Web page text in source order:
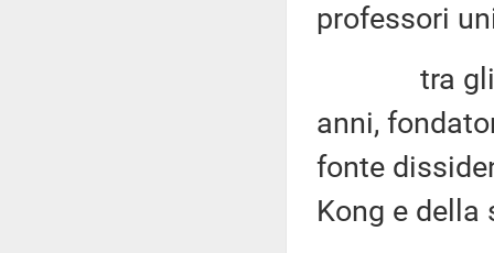
professori
tra gli
anni,
fonte
Kong e